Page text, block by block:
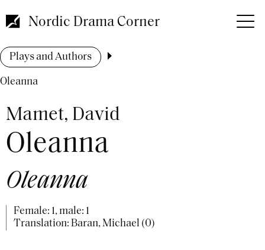
to
main
Nordic Drama Corner
Breadcrumb
Plays and Authors
Oleanna
Mamet, David
Oleanna
Oleanna
Female: 1, male: 1
Translation: Baran, Michael (0)